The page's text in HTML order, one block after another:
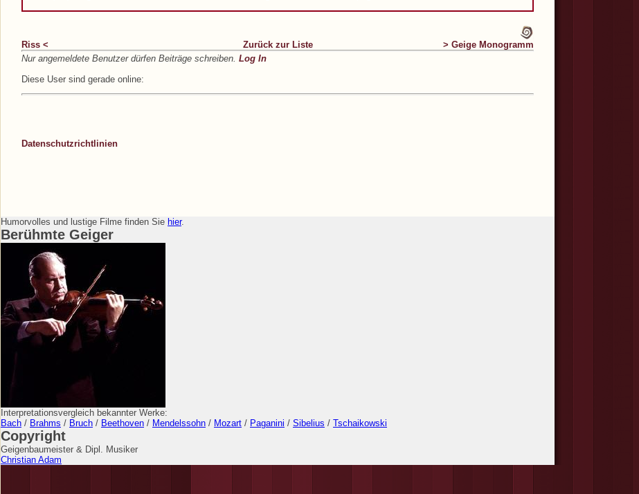
Riss < Zurück zur Liste
> Geige Monogramm
Nur angemeldete Benutzer dürfen Beiträge schreiben. Log In
Diese User sind gerade online:
Datenschutzrichtlinien
Humorvolles und lustige Filme finden Sie hier.
Berühmte Geiger
Interpretationsvergleich bekannter Werke:
Bach / Brahms / Bruch / Beethoven / Mendelssohn / Mozart / Paganini / Sibelius / Tschaikowski
Copyright
Geigenbaumeister & Dipl. Musiker
Christian Adam